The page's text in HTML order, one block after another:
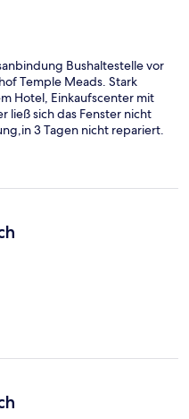
Bushaltestelle vor
Temple Meads. Stark
Hotel, Einkaufscenter mit
ließ sich das Fenster nicht
3 Tagen nicht repariert.